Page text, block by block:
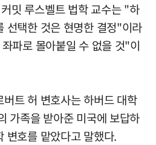
밋 루스벨트 법학 교수는 "하
선택한 것은 현명한 결정"이라
파로 몰아붙일 수 없을 것"이
트 허 변호사는 하버드 대학
가족을 받아준 미국에 보답하
변호를 맡았다고 말했다.